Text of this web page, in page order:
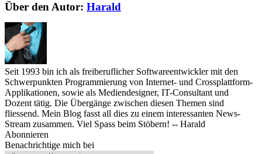
Über den Autor: Harald
Seit 1993 bin ich als freiberuflicher Softwareentwickler mit den
Schwerpunkten Programmierung von Internet- und Crossplattform-
Applikationen, sowie als Mediendesigner, IT-Consultant und
Dozent tätig. Die Übergänge zwischen diesen Themen sind
fliessend. Mein Blog fasst all dies zu einem interessanten News-
Stream zusammen. Viel Spass beim Stöbern! -- Harald
Abonnieren
Benachrichtige mich bei